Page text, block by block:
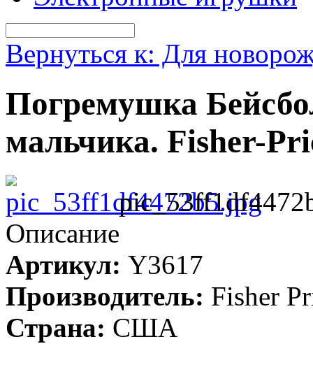
Вернуться к: Для
Погремушка
мальчика. Fisher-
Описание
Артикул: Y3617
Производитель: Fisher
Страна: США